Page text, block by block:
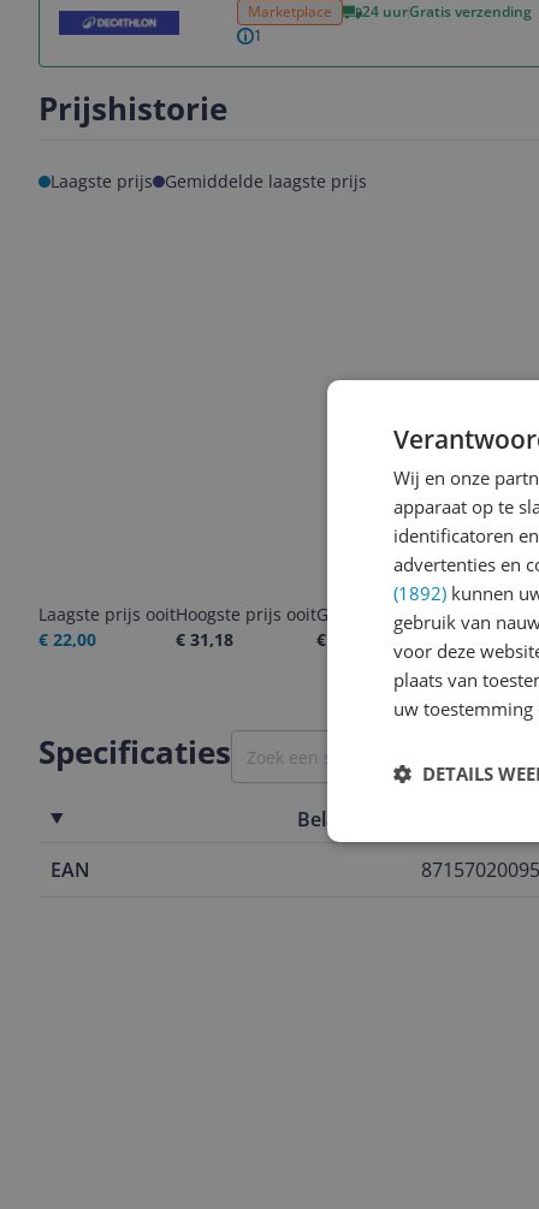
Marketplace 24 uurGratis verzending
1
Prijshistorie
Laagste prijs Gemiddelde laagste prijs
Laagste prijs ooit
€ 22,00
Hoogste prijs ooit
€ 31,18
Goedkoopste nu
€ 29,95
Laatste
06-08-2026
Specificaties
Belangrijkste kenmerken
EAN
Wij en onze
apparaat op te
identificatoren
advertenties en
(1892) kunnen
gebruik van
voor deze
plaats van
uw
DETAILS